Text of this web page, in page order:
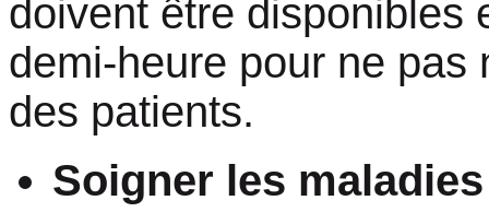
doivent être disponibles
demi-heure pour ne pas
des patients.
Soigner les